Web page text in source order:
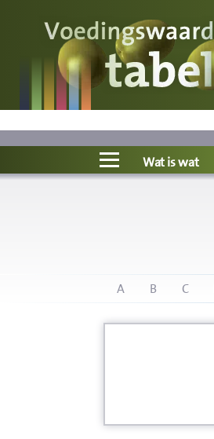
Voedingswaarde
Wat is wat?
Ons voedsel
Wat is wat
A B C